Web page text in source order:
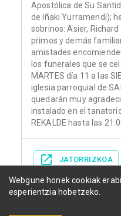
Apostólica de Su
de Iñaki Yurramendi);
sobrinos: Asier,
primos y demás
amistades
los funerales que se
MARTES día 11 a las
iglesia parroquial de
quedarán muy
instalado en el
REKALDE hasta las
JATORRIZKOA
Webgune honek cookiak
esperientzia hobetzeko.